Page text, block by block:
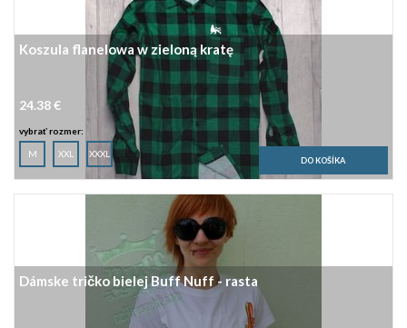
Koszula flanelowa w zieloną kratę
24.38 €
vybrať rozmer:
M XXL XXXL
Dámske tričko bielej Buff Nuff - rasta